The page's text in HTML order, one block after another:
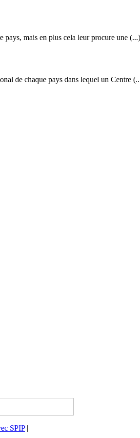
pays, mais en plus cela leur procure une (...)
de chaque pays dans lequel un Centre
SPIP|